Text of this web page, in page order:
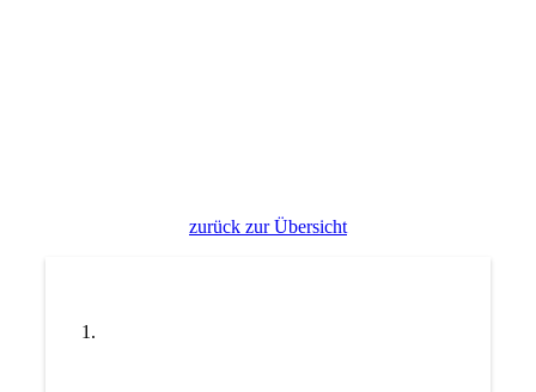
zurück zur Übersicht